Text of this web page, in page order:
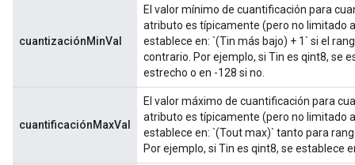
cuantizaciónMinVal
El valor mínimo de cuantificación para
atributo es típicamente (pero no limitado
establece en: `(Tin más bajo) + 1` si el
contrario. Por ejemplo, si Tin es qint8, se
estrecho o en -128 si no.
cuantificaciónMaxVal
El valor máximo de cuantificación para
atributo es típicamente (pero no limitado
establece en: `(Tout max)` tanto para
Por ejemplo, si Tin es qint8, se establece